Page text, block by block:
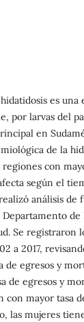
es
por larvas del
en
de la
con
según el
análisis de
Se registraron
a 2017,
de egresos y
de egresos y
con mayor tasa
las mujeres